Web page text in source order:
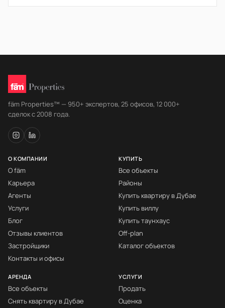
fäm Properties™ — 950+ экспертов, 25 офисов, 12 000+
сделок с 2008 года.
О КОМПАНИИ
О fäm
Карьера
Агенты
Услуги
Блог
Отзывы клиентов
Застройщики
Контакты и офисы
КУПИТЬ
Все объекты
Районы
Купить квартиру в Дубае
Купить виллу
Купить таунхаус
Off-plan
Каталог объектов
АРЕНДА
Все объекты
Снять квартиру в Дубае
УСЛУГИ
Продать
Оценка